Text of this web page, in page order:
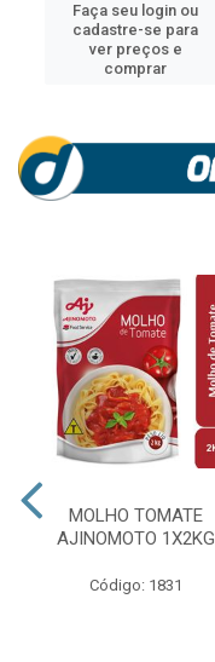
Faça seu login ou
cadastre-se para
ver preços e
comprar
MOLHO TOMATE
AJINOMOTO 1X2KG
Código: 1831